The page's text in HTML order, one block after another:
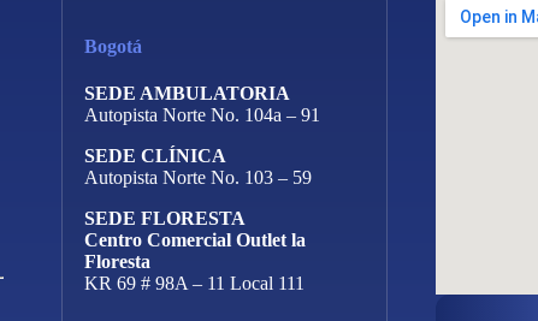
Bogotá
SEDE AMBULATORIA
Autopista Norte No. 104a – 91
SEDE CLÍNICA
Autopista Norte No. 103 – 59
SEDE FLORESTA
Centro Comercial Outlet la
Floresta
KR 69 # 98A – 11 Local 111